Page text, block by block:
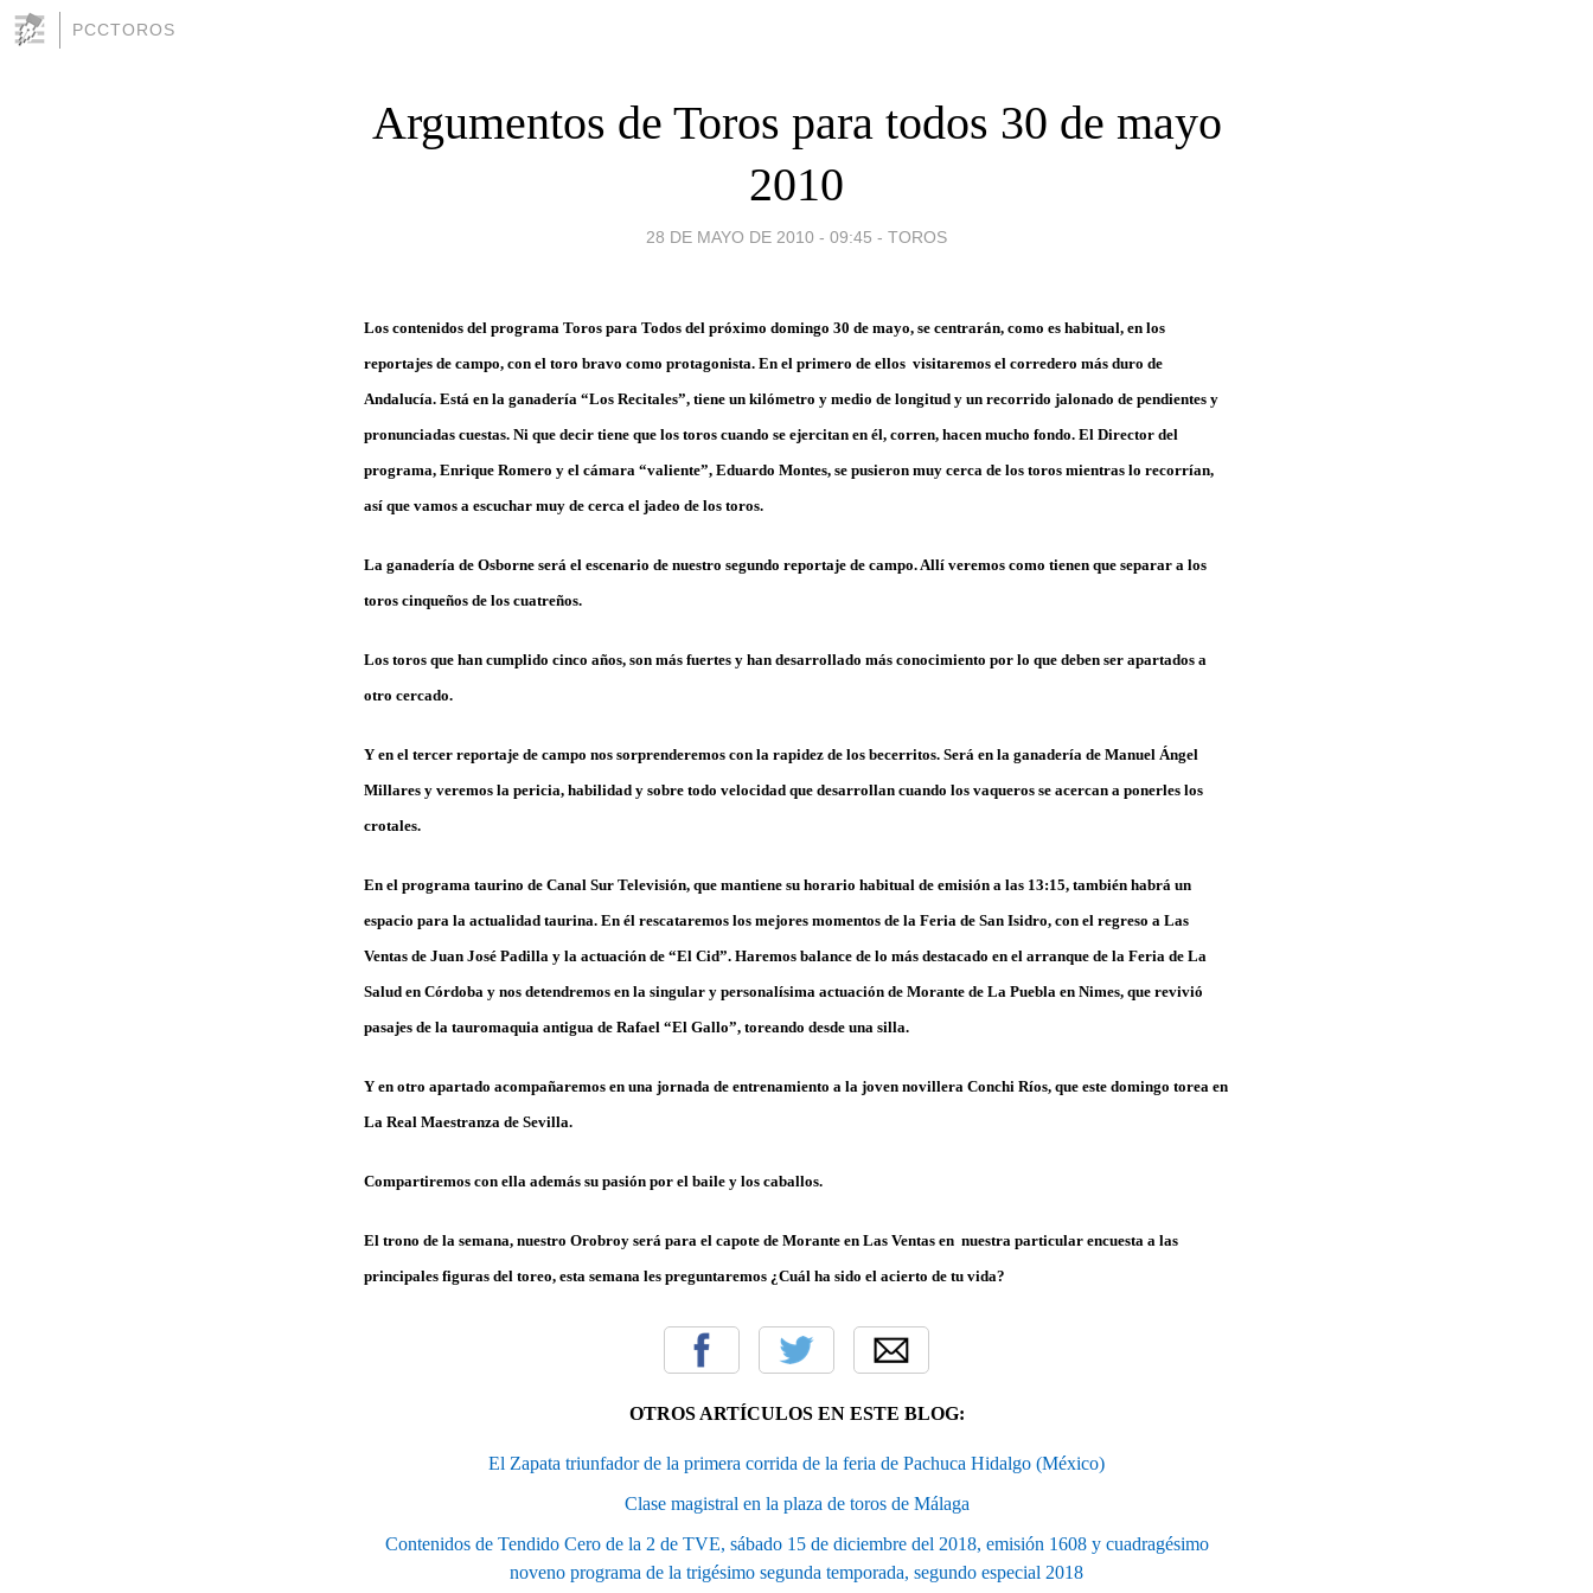
PCCTOROS
Argumentos de Toros para todos 30 de mayo
2010
28 DE MAYO DE 2010 - 09:45 - TOROS
Los contenidos del programa Toros para Todos del próximo domingo 30 de mayo, se centrarán, como es habitual, en los
reportajes de campo, con el toro bravo como protagonista. En el primero de ellos visitaremos el corredero más duro de
Andalucía. Está en la ganadería “Los Recitales”, tiene un kilómetro y medio de longitud y un recorrido jalonado de pendientes y
pronunciadas cuestas. Ni que decir tiene que los toros cuando se ejercitan en él, corren, hacen mucho fondo. El Director del
programa, Enrique Romero y el cámara “valiente”, Eduardo Montes, se pusieron muy cerca de los toros mientras lo recorrían,
así que vamos a escuchar muy de cerca el jadeo de los toros.
La ganadería de Osborne será el escenario de nuestro segundo reportaje de campo. Allí veremos como tienen que separar a los
toros cinqueños de los cuatreños.
Los toros que han cumplido cinco años, son más fuertes y han desarrollado más conocimiento por lo que deben ser apartados a
otro cercado.
Y en el tercer reportaje de campo nos sorprenderemos con la rapidez de los becerritos. Será en la ganadería de Manuel Ángel
Millares y veremos la pericia, habilidad y sobre todo velocidad que desarrollan cuando los vaqueros se acercan a ponerles los
crotales.
En el programa taurino de Canal Sur Televisión, que mantiene su horario habitual de emisión a las 13:15, también habrá un
espacio para la actualidad taurina. En él rescataremos los mejores momentos de la Feria de San Isidro, con el regreso a Las
Ventas de Juan José Padilla y la actuación de “El Cid”. Haremos balance de lo más destacado en el arranque de la Feria de La
Salud en Córdoba y nos detendremos en la singular y personalísima actuación de Morante de La Puebla en Nimes, que revivió
pasajes de la tauromaquia antigua de Rafael “El Gallo”, toreando desde una silla.
Y en otro apartado acompañaremos en una jornada de entrenamiento a la joven novillera Conchi Ríos, que este domingo torea en
La Real Maestranza de Sevilla.
Compartiremos con ella además su pasión por el baile y los caballos.
El trono de la semana, nuestro Orobroy será para el capote de Morante en Las Ventas en nuestra particular encuesta a las
principales figuras del toreo, esta semana les preguntaremos ¿Cuál ha sido el acierto de tu vida?
OTROS ARTÍCULOS EN ESTE BLOG:
El Zapata triunfador de la primera corrida de la feria de Pachuca Hidalgo (México)
Clase magistral en la plaza de toros de Málaga
Contenidos de Tendido Cero de la 2 de TVE, sábado 15 de diciembre del 2018, emisión 1608 y cuadragésimo
noveno programa de la trigésimo segunda temporada, segundo especial 2018